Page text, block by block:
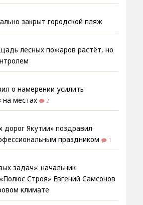
закрыт городской пляж
лесных пожаров растёт, но
о намерении усилить
на местах
2
дорог Якутии» поздравил
праздником
1
задач»: начальник
Строя» Евгений Самсонов
климате